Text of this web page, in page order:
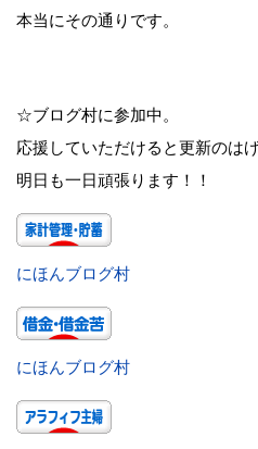
本当にその通りです。
☆ブログ村に参加中。
応援していただけると更新のは
明日も一日頑張ります！！
にほんブログ村
にほんブログ村